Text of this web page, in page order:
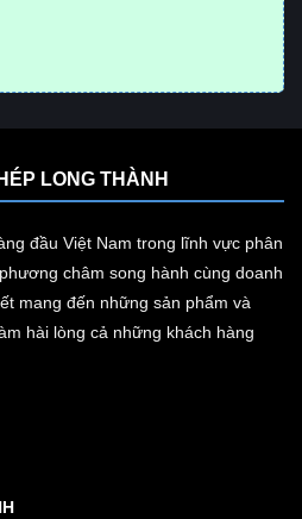
LONG THÀNH
đầu Việt Nam trong lĩnh vực phân
châm song hành cùng doanh
mang đến những sản phẩm và
hài lòng cả những khách hàng